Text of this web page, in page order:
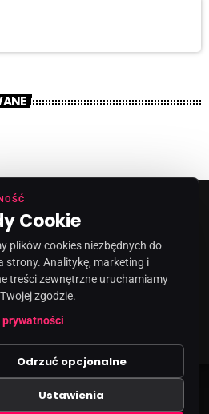
SPÓŁKA Z O.O
Cookie
plików cookies niezbędnych do
strony. Analitykę, marketing i
treści zewnętrzne uruchamiamy
zgodzie.
Odrzuć opcjonalne
Ustawienia
Zgody cookies